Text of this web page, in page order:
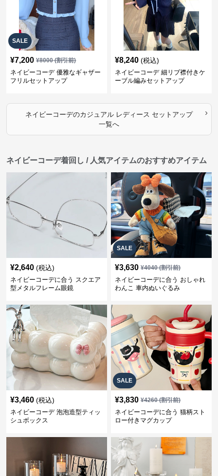
SALE
¥7,200 ¥8000(割引前)
ネイビーコーデ 優雅なギャザー
フリルセットアップ
¥8,240 (税込)
ネイビーコーデ 細リブ襟付きケ
ーブル編みセットアップ
ネイビーコーデのカジュアル レディース セットアップ
一覧へ
›
ネイビーコーデ着回し / 人気アイテムのおすすめアイテム
¥2,640 (税込)
ネイビーコーデに合う スクエア
型メタルフレーム眼鏡
SALE
¥3,630 ¥4040(割引前)
ネイビーコーデに合う おしゃれ
わんこ 車内ぬいぐるみ
¥3,460 (税込)
ネイビーコーデ 泡泡造型ティッ
シュボックス
SALE
¥3,830 ¥4260(割引前)
ネイビーコーデに合う 猫柄スト
ロー付きマグカップ